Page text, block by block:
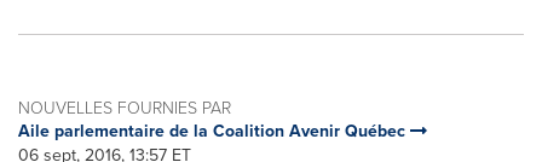
NOUVELLES FOURNIES PAR
Aile parlementaire de la Coalition Avenir Québec
06 sept, 2016, 13:57 ET